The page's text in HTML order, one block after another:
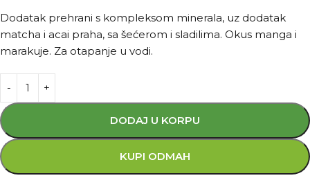
Dodatak prehrani s kompleksom minerala, uz dodatak
matcha i acai praha, sa šećerom i sladilima. Okus manga i
marakuje. Za otapanje u vodi.
DODAJ U KORPU
KUPI ODMAH